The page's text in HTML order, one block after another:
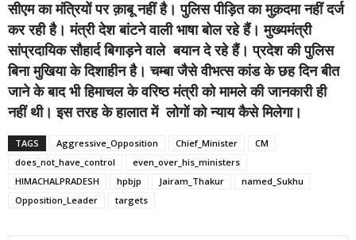
सीएम का मंत्रियों पर क़ाबू नहीं है। पुलिस पीड़ित का मुक़दमा नहीं दर्ज
कर रही है। मंत्री देश बांटने वाली भाषा बोल रहे हैं। मुख्यमंत्री
सांप्रदायिक सौहार्द बिगाड़ने वाले बयान दे रहे हैं। प्रदेश की पुलिस
बिना मुखिया के दिशाहीन है। चम्बा जैसे वीभत्स कांड के छह दिन बीत
जाने के बाद भी हिमाचल के वरिष्ठ मंत्री को मामले की जानकारी ही
नहीं थी। इस तरह के हालात में लोगों को न्याय कैसे मिलेगा।
TAGS Aggressive_Opposition Chief_Minister
CM
does_not_have_control
even_over_his_ministers
HIMACHALPRADESH
hpbjp Jairam_Thakur
named_Sukhu
Opposition_Leader
targets